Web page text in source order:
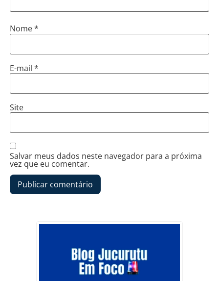
Nome*
E-mail *
Site
Salvar meus dados neste navegador para a próxima
vez que eu comentar.